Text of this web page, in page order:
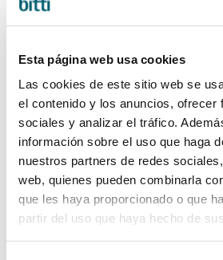
Esta página web usa cookies
Las cookies de este sitio web se
el contenido y los anuncios, ofrecer
sociales y analizar el tráfico.
información sobre el uso que haga
nuestros partners de redes
web, quienes pueden combinarla
que les haya proporcionado o que
partir del uso que haya hecho de
ENVIAMENTS I DEVOLUCIONS
PER QUÈ TRIAR BITTI?
INFORMACIÓ DE LA MARCA
COMPARTIR